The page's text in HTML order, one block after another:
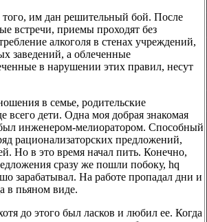
того, им дан решительный бой. После
встречи, приемы проходят без
алкоголя в стенах учреждений,
заведений, а облеченные
в нарушении этих правил, несут
в семье, родительские
всего дети. Одна моя добрая знакомая
инженером-мелиоратором. Способный
рационализаторских предложений,
Но в это время начал пить. Конечно,
сразу же пошли побоку, hq
зарабатывал. На работе пропадал дни и
в пьяном виде.
до этого был ласков и любил ее. Когда